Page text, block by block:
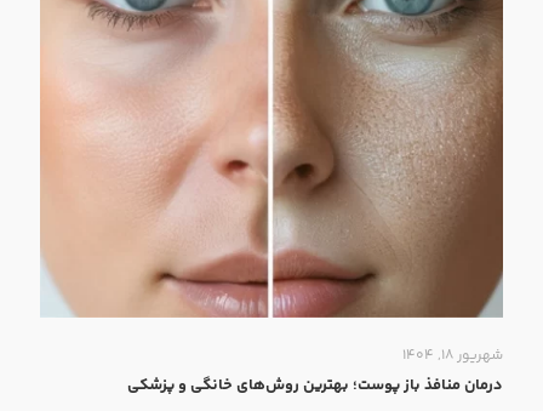
شهریور ۱۸, ۱۴۰۴
درمان منافذ باز پوست؛ بهترین روش‌های خانگی و پزشکی